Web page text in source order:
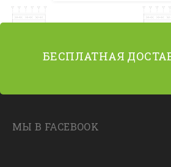
БЕСПЛАТНАЯ
МЫ В FACEBOOK